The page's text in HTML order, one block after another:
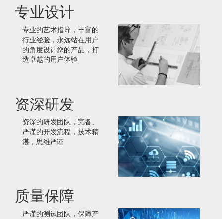
专业设计
专业的艺术指导，丰富的
行业经验，永远站在用户
的角度设计您的产品，打
造卓越的用户体验
资深研发
资深的研发团队，完备、
严谨的开发流程，技术精
湛，思维严谨
质量保障
严谨的测试团队，保障产